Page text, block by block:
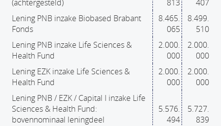
(achtergesteld)
813
407
Lening PNB inzake Biobased Brabant
Fonds
8.465.
065
8.499.
510
Lening PNB inzake Life Sciences &
Health Fund
2.000.
000
2.000.
000
Lening EZK inzake Life Sciences &
Health Fund
2.000.
000
2.000.
000
Lening PNB / EZK / Capital I inzake Life
Sciences & Health Fund:
bovennominaal leningdeel
5.576.
494
5.727.
839